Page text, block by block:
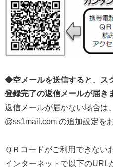
◆空メールを送信すると、ス
登録完了の返信メールが届き
返信メールが届かない場合は
@ss1mail.com の追加設定を
ＱＲコードがご利用できない
インターネットで以下のURL